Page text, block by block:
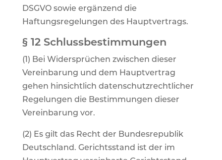
DSGVO sowie ergänzend die
Haftungsregelungen des Hauptvertrags.
§ 12 Schlussbestimmungen
(1) Bei Widersprüchen zwischen dieser
Vereinbarung und dem Hauptvertrag
gehen hinsichtlich datenschutzrechtlicher
Regelungen die Bestimmungen dieser
Vereinbarung vor.
(2) Es gilt das Recht der Bundesrepublik
Deutschland. Gerichtsstand ist der im